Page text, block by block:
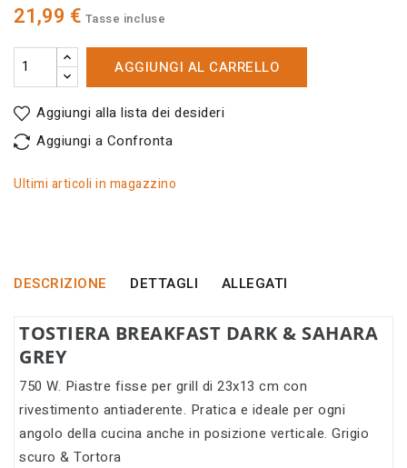
21,99 € Tasse incluse
AGGIUNGI AL CARRELLO
Aggiungi alla lista dei desideri
Aggiungi a Confronta
Ultimi articoli in magazzino
DESCRIZIONE DETTAGLI ALLEGATI
TOSTIERA BREAKFAST DARK & SAHARA
GREY
750 W. Piastre fisse per grill di 23x13 cm con
rivestimento antiaderente. Pratica e ideale per ogni
angolo della cucina anche in posizione verticale. Grigio
scuro & Tortora